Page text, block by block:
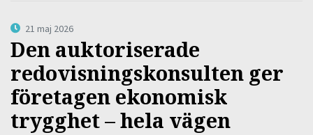
21 maj 2026
Den auktoriserade
redovisningskonsulten ger
företagen ekonomisk
trygghet – hela vägen